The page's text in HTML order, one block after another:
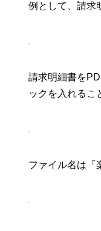
例として、請求
請求明細書を
ックを入れるこ
ファイル名は「